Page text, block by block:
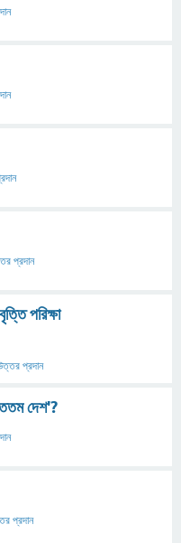
প্রদান
পরিক্ষা
প্রদান
দেশ'?
প্রদান